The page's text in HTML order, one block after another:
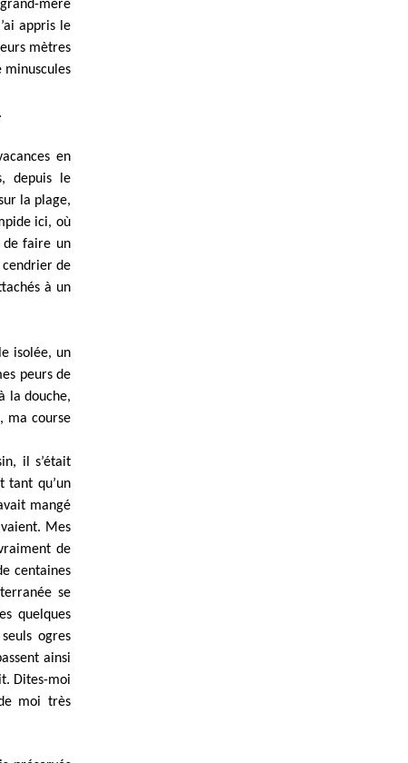
mère
appris le
mètres
minuscules
en
depuis le
la plage,
ici, où
de faire un
cendrier de
à un
isolée, un
peurs de
la douche,
ma course
il s’était
tant qu’un
mangé
Mes
de
centaines
se
quelques
ogres
ainsi
Dites-moi
moi très